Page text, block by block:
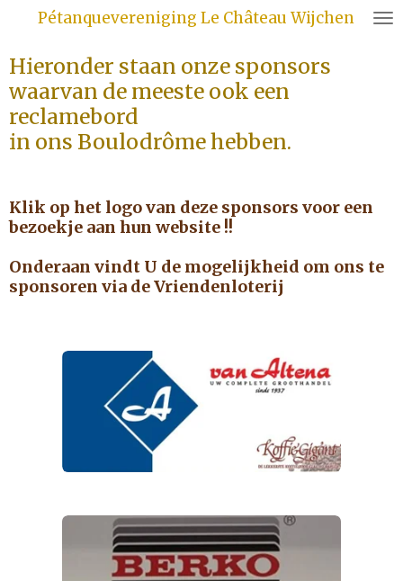
naar
hoofdinhoud
Pétanquevereniging Le Château Wijchen
Hieronder staan onze sponsors
waarvan de meeste ook een
reclamebord
in ons Boulodrôme hebben.
Klik op het logo van deze sponsors voor een
bezoekje aan hun website !!
Onderaan vindt U de mogelijkheid om ons te
sponsoren via de Vriendenloterij